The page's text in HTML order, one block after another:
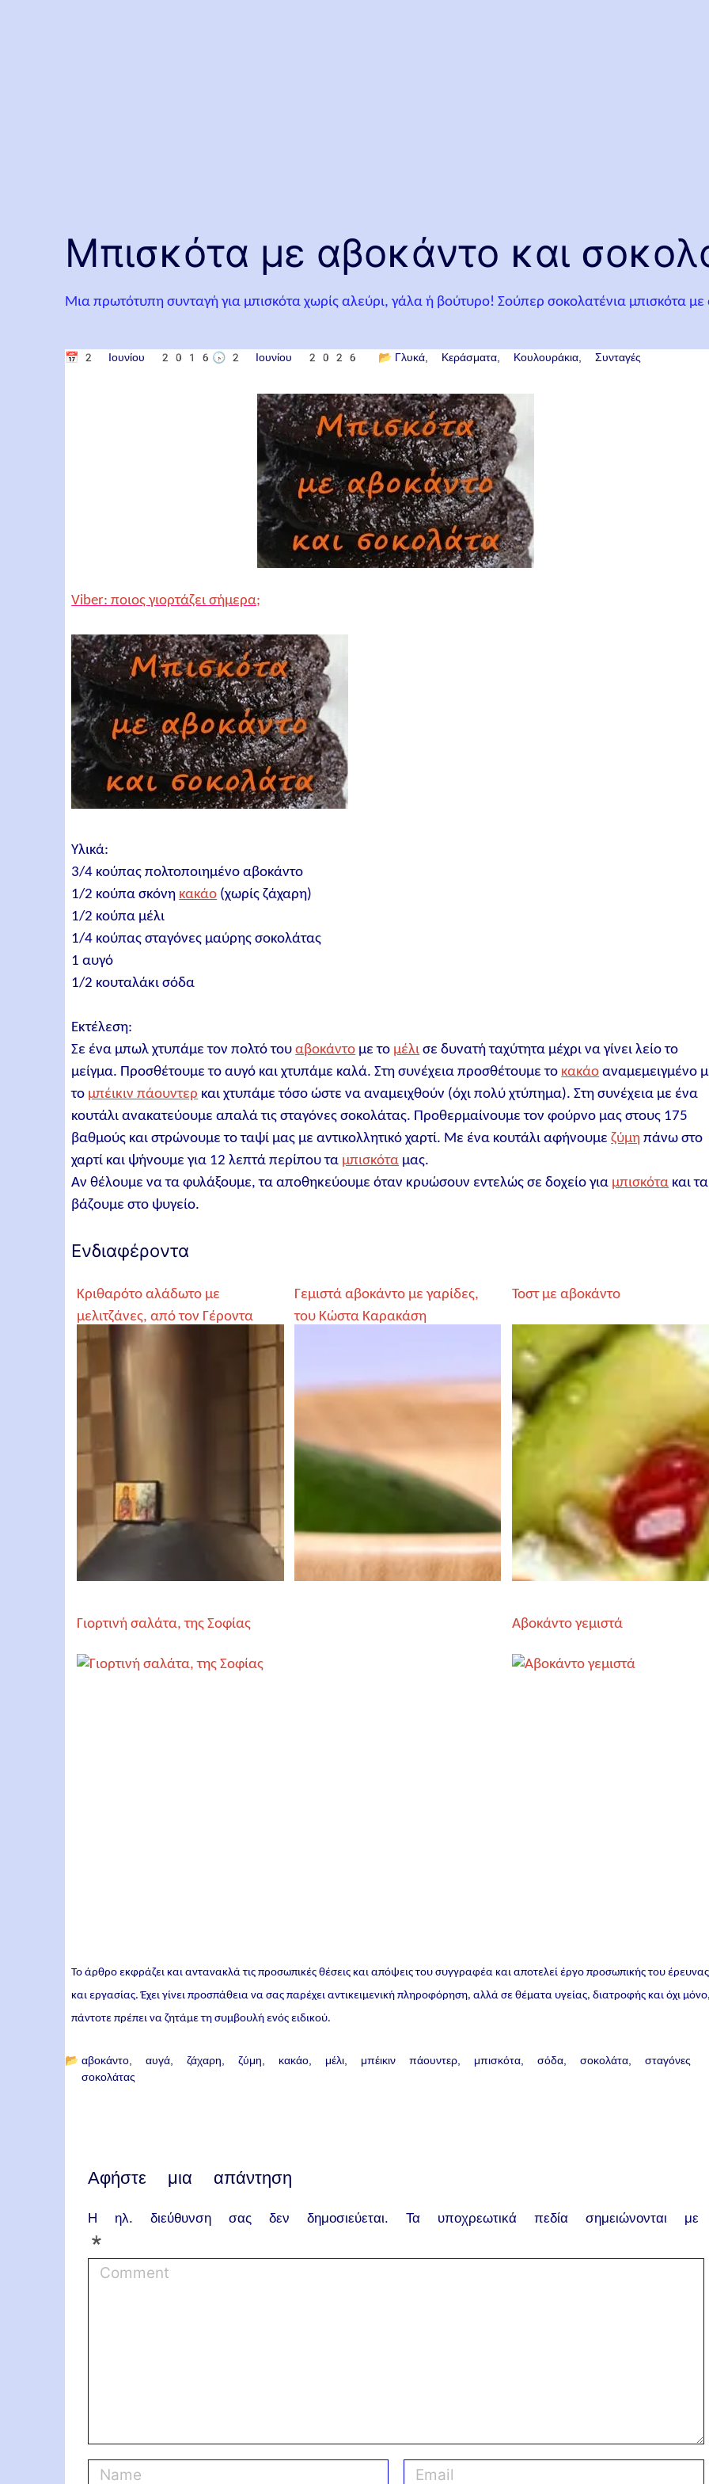
Μπισκότα με αβοκάντο και
Μια πρωτότυπη συνταγή για μπισκότα χωρίς αλεύρι, γάλα ή βούτυρο! Σούπερ σοκολατένια μπισκότα
📅 2 Ιουνίου 2016 🕟 2 Ιουνίου 2026 📂 Γλυκά Κεράσματα Κουλουράκια Συνταγές
Viber: ποιος γιορτάζει σήμερα;
Υλικά:
3/4 κούπας πολτοποιημένο αβοκάντο
1/2 κούπα σκόνη κακάο (χωρίς ζάχαρη)
1/2 κούπα μέλι
1/4 κούπας σταγόνες μαύρης σοκολάτας
1 αυγό
1/2 κουταλάκι σόδα
Εκτέλεση:
Σε ένα μπωλ χτυπάμε τον πολτό τουαβοκάντο με το μέλι σε δυνατή ταχύτητα μέχρι να γίνει λείο το
μείγμα. Προσθέτουμε το αυγό και χτυπάμε καλά. Στη συνέχεια προσθέτουμε το κακάο αναμεμειγμένο
το μπέικιν πάουντερ και χτυπάμε τόσο ώστε να αναμειχθούν (όχι πολύ χτύπημα). Στη συνέχεια με ένα
κουτάλι ανακατεύουμε απαλά τις σταγόνες σοκολάτας. Προθερμαίνουμε τον φούρνο μας στους 175
βαθμούς και στρώνουμε το ταψί μας με αντικολλητικό χαρτί. Με ένα κουτάλι αφήνουμεζύμη πάνω στο
χαρτί και ψήνουμε για 12 λεπτά περίπου τα μπισκότα μας.
Αν θέλουμε να τα φυλάξουμε, τα αποθηκεύουμε όταν κρυώσουν εντελώς σε δοχείο για μπισκότα και τα
βάζουμε στο ψυγείο.
Ενδιαφέροντα
Κριθαρότο αλάδωτο με
μελιτζάνες, από τον Γέροντα
Παρθένιο
Γεμιστά αβοκάντο με γαρίδες,
του Κώστα Καρακάση
Τοστ με αβοκάντο
Γιορτινή σαλάτα, της Σοφίας Αβοκάντο γεμιστά
Το άρθρο εκφράζει και αντανακλά τις προσωπικές θέσεις και απόψεις του συγγραφέα και αποτελεί έργο προσωπικής του έρευνας
και εργασίας. Έχει γίνει προσπάθεια να σας παρέχει αντικειμενική πληροφόρηση, αλλά σε θέματα υγείας, διατροφής και όχι
πάντοτε πρέπει να ζητάμε τη συμβουλή ενός ειδικού.
📂 αβοκάντο αυγά ζάχαρη ζύμη κακάο μέλι μπέικιν πάουντερ μπισκότα σόδα σοκολάτα
σταγόνες
σοκολάτας
Αφήστε μια απάντηση
Η ηλ. διεύθυνση σας δεν δημοσιεύεται.
Τα υποχρεωτικά πεδία σημειώνονται με
*